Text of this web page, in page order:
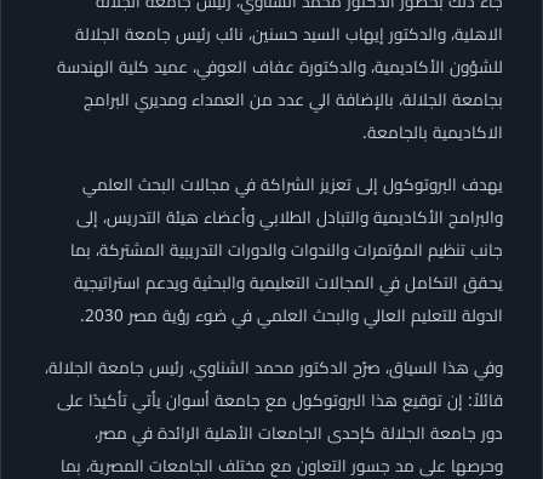
الاهلية، والدكتور إيهاب السيد حسنين، نائب رئيس جامعة الجلالة
للشؤون الأكاديمية، والدكتورة عفاف العوفي، عميد كلية الهندسة
بجامعة الجلالة، بالإضافة الي عدد من العمداء ومديري البرامج
الاكاديمية بالجامعة.
يهدف البروتوكول إلى تعزيز الشراكة في مجالات البحث العلمي
والبرامج الأكاديمية والتبادل الطلابي وأعضاء هيئة التدريس، إلى
جانب تنظيم المؤتمرات والندوات والدورات التدريبية المشتركة، بما
يحقق التكامل في المجالات التعليمية والبحثية ويدعم استراتيجية
الدولة للتعليم العالي والبحث العلمي في ضوء رؤية مصر 2030.
وفي هذا السياق، صرّح الدكتور محمد الشناوي، رئيس جامعة الجلالة،
قائلاً: إن توقيع هذا البروتوكول مع جامعة أسوان يأتي تأكيدًا على
دور جامعة الجلالة كإحدى الجامعات الأهلية الرائدة في مصر،
وحرصها على مد جسور التعاون مع مختلف الجامعات المصرية، بما